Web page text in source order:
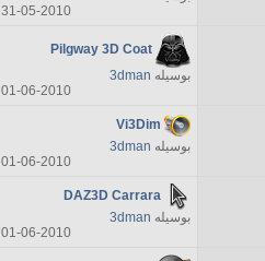
31-05-2010
Pilgway 3D Coat
بوسیله 3dman
01-06-2010
Vi3Dim
بوسیله 3dman
01-06-2010
DAZ3D Carrara
بوسیله 3dman
01-06-2010